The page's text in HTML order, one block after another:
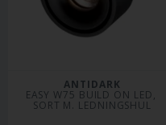
ANTIDARK
EASY W75 BUILD ON LED,
SORT M. LEDNINGSHUL